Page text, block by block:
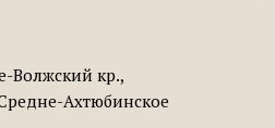
Волжский кр.,
Ахтюбинское